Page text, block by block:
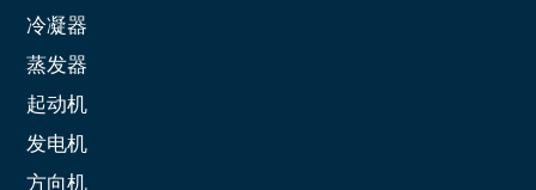
冷凝器
蒸发器
起动机
发电机
方向机